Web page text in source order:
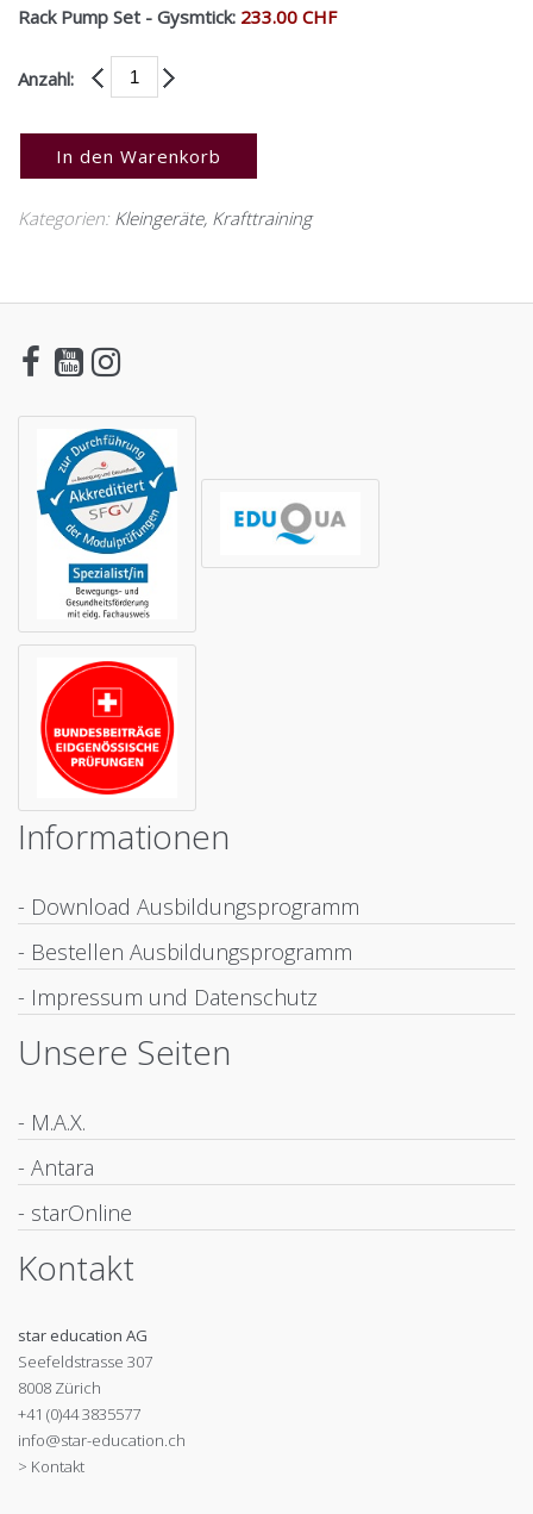
Rack Pump Set - Gysmtick: 233.00 CHF
Anzahl:
In den Warenkorb
Kategorien: Kleingeräte, Krafttraining
Informationen
- Download Ausbildungsprogramm
- Bestellen Ausbildungsprogramm
- Impressum und Datenschutz
Unsere Seiten
- M.A.X.
- Antara
- starOnline
Kontakt
star education AG
Seefeldstrasse 307
8008 Zürich
+41 (0)44 3835577
info@star-education.ch
> Kontakt